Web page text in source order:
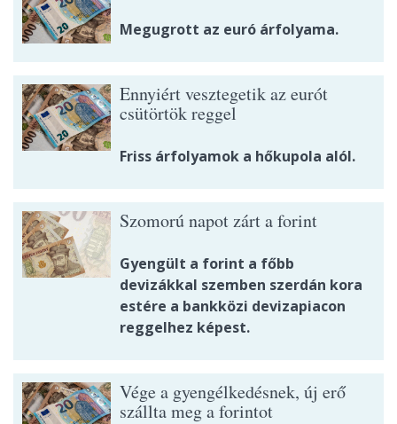
Megugrott az euró árfolyama.
Ennyiért vesztegetik az eurót
csütörtök reggel
Friss árfolyamok a hőkupola alól.
Szomorú napot zárt a forint
Gyengült a forint a főbb
devizákkal szemben szerdán kora
estére a bankközi devizapiacon
reggelhez képest.
Vége a gyengélkedésnek, új erő
szállta meg a forintot